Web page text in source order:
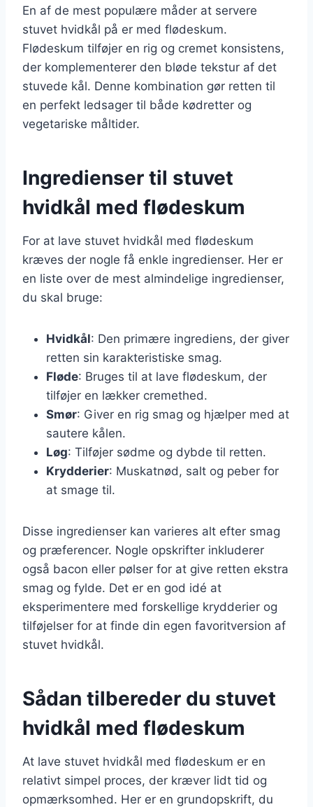
En af de mest populære måder at servere
stuvet hvidkål på er med flødeskum.
Flødeskum tilføjer en rig og cremet konsistens,
der komplementerer den bløde tekstur af det
stuvede kål. Denne kombination gør retten til
en perfekt ledsager til både kødretter og
vegetariske måltider.
Ingredienser til stuvet
hvidkål med flødeskum
For at lave stuvet hvidkål med flødeskum
kræves der nogle få enkle ingredienser. Her er
en liste over de mest almindelige ingredienser,
du skal bruge:
Hvidkål: Den primære ingrediens, der giver
retten sin karakteristiske smag.
Fløde: Bruges til at lave flødeskum, der
tilføjer en lækker cremethed.
Smør: Giver en rig smag og hjælper med at
sautere kålen.
Løg: Tilføjer sødme og dybde til retten.
Krydderier: Muskatnød, salt og peber for
at smage til.
Disse ingredienser kan varieres alt efter smag
og præferencer. Nogle opskrifter inkluderer
også bacon eller pølser for at give retten ekstra
smag og fylde. Det er en god idé at
eksperimentere med forskellige krydderier og
tilføjelser for at finde din egen favoritversion af
stuvet hvidkål.
Sådan tilbereder du stuvet
hvidkål med flødeskum
At lave stuvet hvidkål med flødeskum er en
relativt simpel proces, der kræver lidt tid og
opmærksomhed. Her er en grundopskrift, du